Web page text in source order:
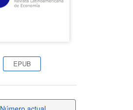
EPUB